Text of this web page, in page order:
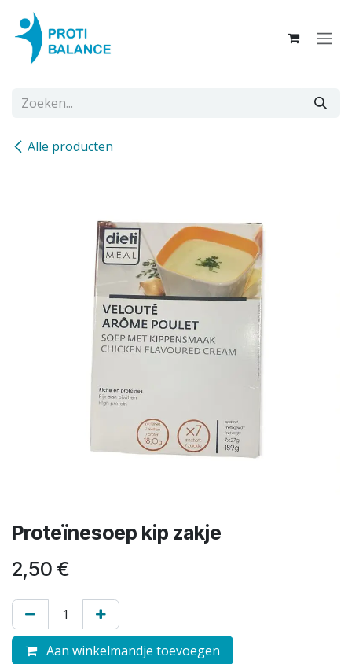
Overslaan naar inhoud
Alle producten
Proteïnesoep kip zakje
2,50 €
Aan winkelmandje toevoegen